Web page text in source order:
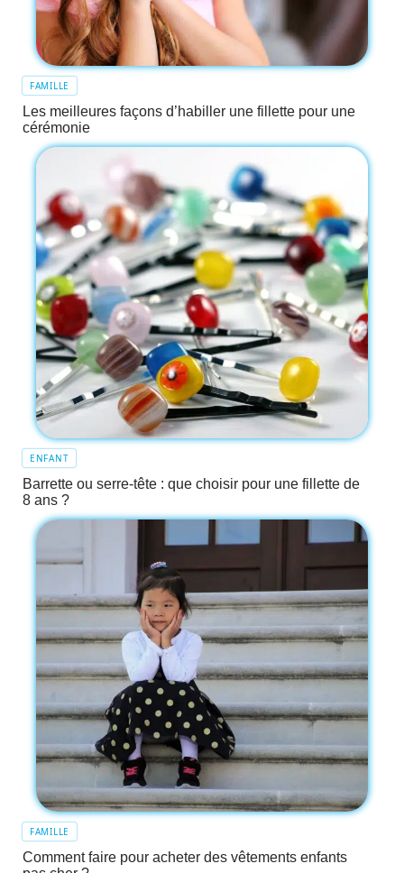
FAMILLE
Les meilleures façons d’habiller une fillette pour une
cérémonie
ENFANT
Barrette ou serre-tête : que choisir pour une fillette de
8 ans ?
FAMILLE
Comment faire pour acheter des vêtements enfants